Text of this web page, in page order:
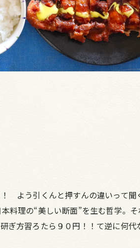
よう引くんと押すんの違いって
料理の“美しい断面”を生む哲学。
ぎ方習ろたら９０円！！て逆に何